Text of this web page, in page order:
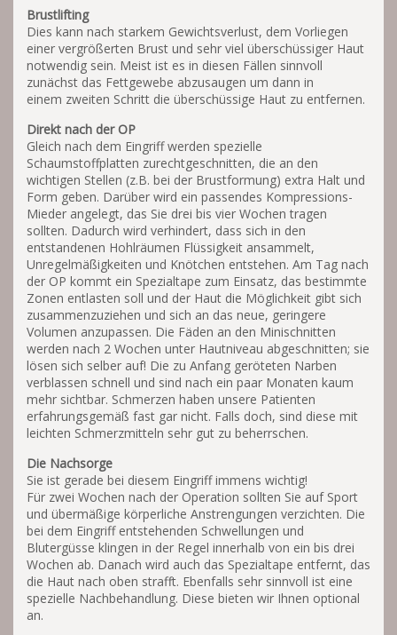
Brustlifting
Dies kann nach starkem Gewichtsverlust, dem Vorliegen
einer vergrößerten Brust und sehr viel überschüssiger Haut
notwendig sein. Meist ist es in diesen Fällen sinnvoll
zunächst das Fettgewebe abzusaugen um dann in
einem zweiten Schritt die überschüssige Haut zu entfernen.
Direkt nach der OP
Gleich nach dem Eingriff werden spezielle
Schaumstoffplatten zurechtgeschnitten, die an den
wichtigen Stellen (z.B. bei der Brustformung) extra Halt und
Form geben. Darüber wird ein passendes Kompressions-
Mieder angelegt, das Sie drei bis vier Wochen tragen
sollten. Dadurch wird verhindert, dass sich in den
entstandenen Hohlräumen Flüssigkeit ansammelt,
Unregelmäßigkeiten und Knötchen entstehen. Am Tag nach
der OP kommt ein Spezialtape zum Einsatz, das bestimmte
Zonen entlasten soll und der Haut die Möglichkeit gibt sich
zusammenzuziehen und sich an das neue, geringere
Volumen anzupassen. Die Fäden an den Minischnitten
werden nach 2 Wochen unter Hautniveau abgeschnitten; sie
lösen sich selber auf! Die zu Anfang geröteten Narben
verblassen schnell und sind nach ein paar Monaten kaum
mehr sichtbar. Schmerzen haben unsere Patienten
erfahrungsgemäß fast gar nicht. Falls doch, sind diese mit
leichten Schmerzmitteln sehr gut zu beherrschen.
Die Nachsorge
Sie ist gerade bei diesem Eingriff immens wichtig!
Für zwei Wochen nach der Operation sollten Sie auf Sport
und übermäßige körperliche Anstrengungen verzichten. Die
bei dem Eingriff entstehenden Schwellungen und
Blutergüsse klingen in der Regel innerhalb von ein bis drei
Wochen ab. Danach wird auch das Spezialtape entfernt, das
die Haut nach oben strafft. Ebenfalls sehr sinnvoll ist eine
spezielle Nachbehandlung. Diese bieten wir Ihnen optional
an.